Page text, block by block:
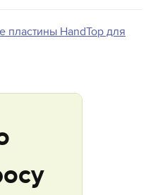
пластины HandTop для